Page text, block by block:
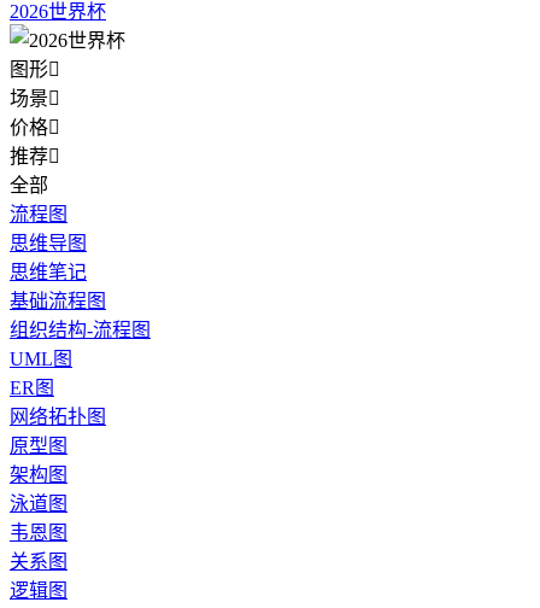
2026世界杯
图形
场景
价格
推荐
全部
流程图
思维导图
思维笔记
基础流程图
组织结构-流程图
UML图
ER图
网络拓扑图
原型图
架构图
泳道图
韦恩图
关系图
逻辑图